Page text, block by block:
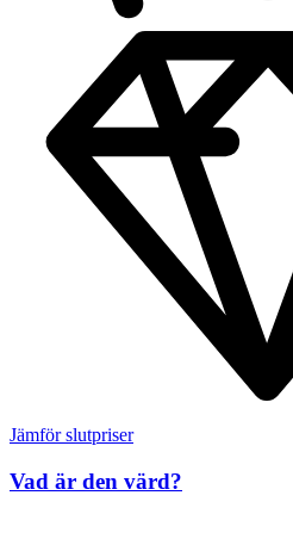
Jämför slutpriser
Vad är den värd?